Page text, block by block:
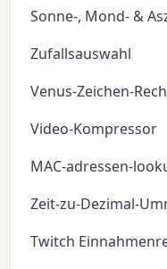
Sonne-, Mond- &
Zufallsauswahl
Venus-Zeichen-
Video-Kompressor
MAC-adressen-
Zeit-zu-Dezimal-
Twitch